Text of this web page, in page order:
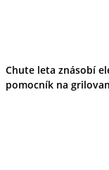
Chute leta znásobí
pomocník na